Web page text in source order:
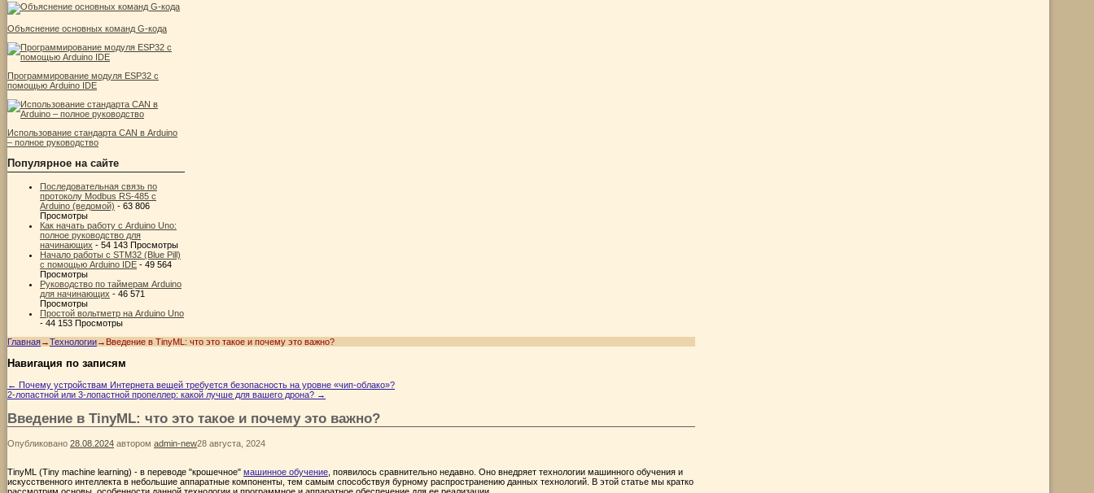
Объяснение основных команд G-кода
Программирование модуля ESP32 с
помощью Arduino IDE
Использование стандарта CAN в Arduino
– полное руководство
Популярное на сайте
Последовательная связь по
протоколу Modbus RS-485 с
Arduino (ведомой) - 63 806
Просмотры
Как начать работу с Arduino Uno:
полное руководство для
начинающих - 54 143 Просмотры
Начало работы с STM32 (Blue Pill)
с помощью Arduino IDE - 49 564
Просмотры
Руководство по таймерам Arduino
для начинающих - 46 571
Просмотры
Простой вольтметр на Arduino Uno
- 44 153 Просмотры
Главная→Технологии→ Введение в TinyML: что это такое и почему это важно?
Навигация по записям
← Почему устройствам Интернета вещей требуется безопасность на уровне «чип-облако»?
2-лопастной или 3-лопастной пропеллер: какой лучше для вашего дрона? →
Введение в TinyML: что это такое и почему это важно?
Опубликовано 28.08.2024 автором admin-new28 августа, 2024
TinyML (Tiny machine learning) - в переводе "крошечное" машинное обучение , появилось сравнительно недавно. Оно внедряет технологии машинного обучения и
искусственного интеллекта в небольшие аппаратные компоненты, тем самым способствуя бурному распространению данных технологий. В этой статье мы кратко
рассмотрим основы, особенности данной технологии и программное и аппаратное обеспечение для ее реализации.